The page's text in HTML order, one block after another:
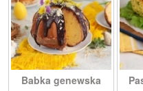
Babka genewska